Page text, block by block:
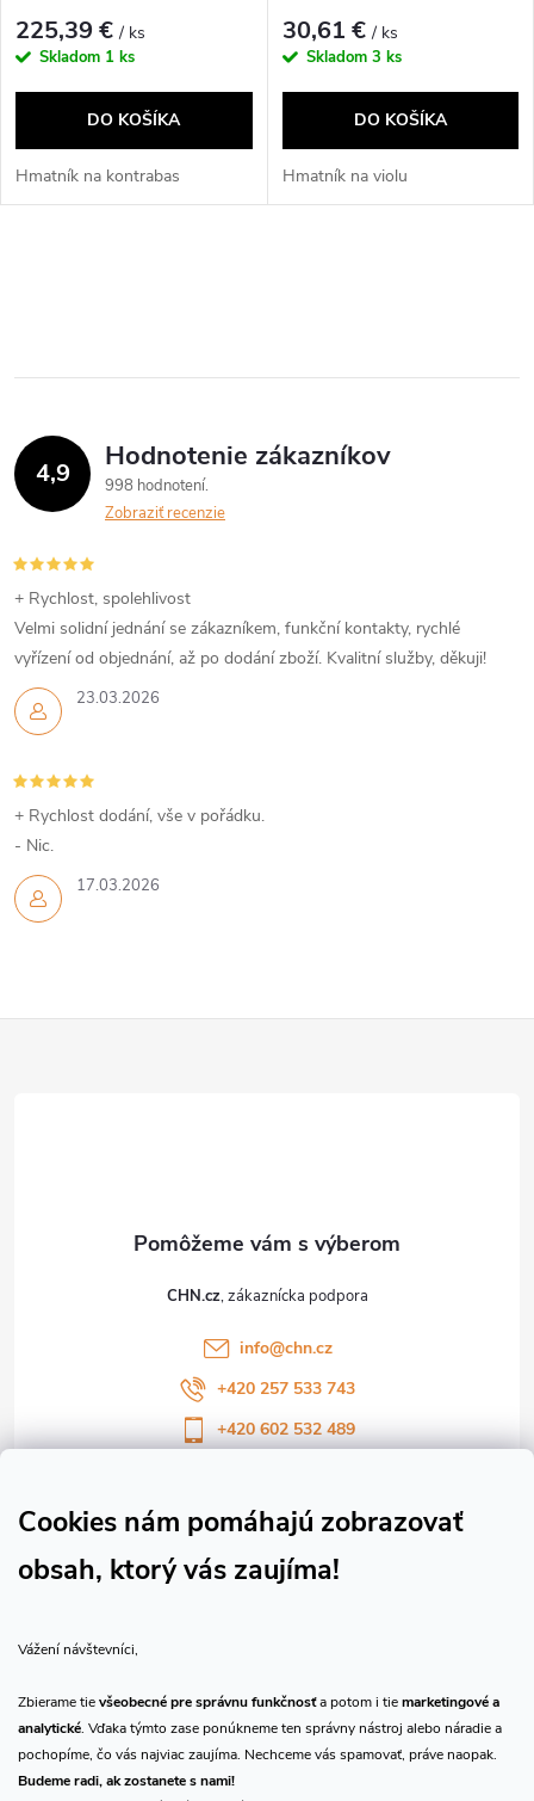
Cookies nám pomáhajú zobrazovať
obsah, ktorý vás zaujíma!
Vážení návštevníci,
Zbierame tievšeobecné pre správnu funkčnosťa potom i tiemarketingové a
analytické. Vďaka týmto zase ponúkneme ten správny nástroj alebo náradie a
pochopíme, čo vás najviac zaujíma. Nechceme vás spamovať, práve naopak.
Budeme radi, ak zostanete s nami!
225,39 €/ ks
Skladom 1 ks
DO KOŠÍKA
Hmatník na kontrabas
30,61 €/ ks
Skladom 3 ks
DO KOŠÍKA
Hmatník na violu
l
d
a
c
i
e
p
v
k
y
4,9 Hodnotenie zákazníkov
998 hodnotení
Zobraziť recenzie
23.03.2026
+ Rychlost, spolehlivost
Velmi solidní jednání se zákazníkem, funkční kontakty, rychlé
vyřízení od objednání, až po dodání zboží. Kvalitní služby, děkuji!
17.03.2026
+ Rychlost dodání, vše v pořádku.
- Nic.
CHN.cz
info@chn.cz
+420 257 533 743
+420 602 532 489
Sledujte náš vlog CHN_CZ
Prijímame online platby